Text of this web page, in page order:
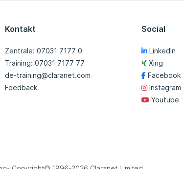
Kontakt
Zentrale: 07031 7177 0
Training: 07031 7177 77
de-training@claranet.com
Feedback
Social
LinkedIn
Xing
Facebook
Instagram
Youtube